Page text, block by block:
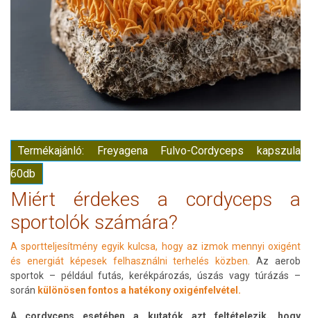
Termékajánló: Freyagena Fulvo-Cordyceps kapszula
60db
Miért érdekes a cordyceps a
sportolók számára?
A sportteljesítmény egyik kulcsa, hogy az izmok mennyi oxigént
és energiát képesek felhasználni terhelés közben.
Az aerob
sportok – például futás, kerékpározás, úszás vagy túrázás –
során különösen fontos a hatékony oxigénfelvétel.
A cordyceps esetében a kutatók azt feltételezik, hogy